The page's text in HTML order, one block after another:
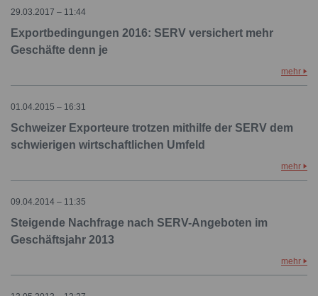
29.03.2017 – 11:44
Exportbedingungen 2016: SERV versichert mehr
Geschäfte denn je
mehr
01.04.2015 – 16:31
Schweizer Exporteure trotzen mithilfe der SERV dem
schwierigen wirtschaftlichen Umfeld
mehr
09.04.2014 – 11:35
Steigende Nachfrage nach SERV-Angeboten im
Geschäftsjahr 2013
mehr